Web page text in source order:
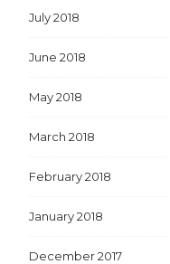
July 2018
June 2018
May 2018
March 2018
February 2018
January 2018
December 2017